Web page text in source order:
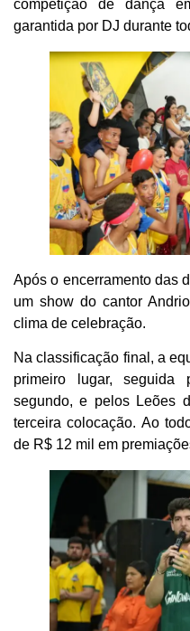
competição de dança
garantida por DJ durante
Após o encerramento das
um show do cantor
clima de celebração.
Na classificação final, a
primeiro lugar, seguida
segundo, e pelos Leões
terceira colocação. Ao
de R$ 12 mil em